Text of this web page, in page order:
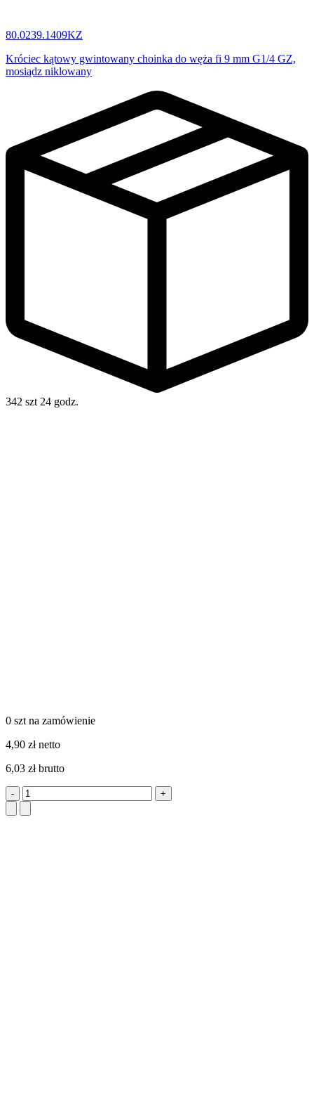
80.0239.1409KZ
Króciec kątowy gwintowany choinka do węża fi 9 mm G1/4 GZ,
mosiądz niklowany
342 szt 24 godz.
0 szt na zamówienie
4,90 zł netto
6,03 zł brutto
- +